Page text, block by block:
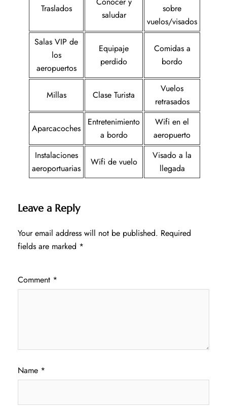
Traslados
saludar
sobre
vuelos/visados
Salas VIP de
los
aeropuertos
Equipaje
perdido
Comidas a
bordo
Millas Clase Turista
Vuelos
retrasados
Aparcacoches
Entretenimiento
a bordo
Wifi en el
aeropuerto
Instalaciones
aeroportuarias
Wifi de vuelo
Visado a la
llegada
Leave a Reply
Your email address will not be published. Required
fields are marked *
Comment *
Name *